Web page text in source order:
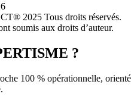
2025 Tous droits réservés.
soumis aux droits d’auteur.
?
100 % opérationnelle,